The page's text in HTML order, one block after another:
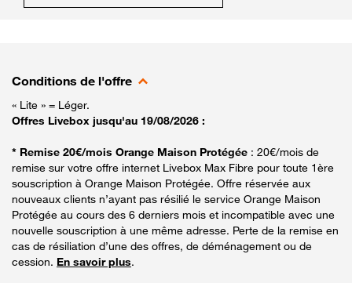
Conditions de l'offre
« Lite » = Léger.
Offres Livebox jusqu'au 19/08/2026 :
* Remise 20€/mois Orange Maison Protégée : 20€/mois de
remise sur votre offre internet Livebox Max Fibre pour toute 1ère
souscription à Orange Maison Protégée. Offre réservée aux
nouveaux clients n’ayant pas résilié le service Orange Maison
Protégée au cours des 6 derniers mois et incompatible avec une
nouvelle souscription à une même adresse. Perte de la remise en
cas de résiliation d’une des offres, de déménagement ou de
cession. En savoir plus.